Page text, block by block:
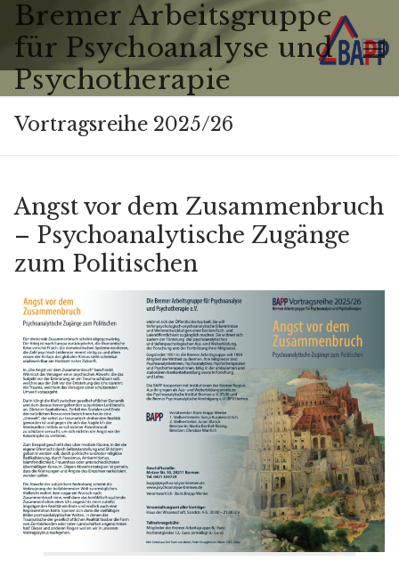
Zum
Inhalt
springen
Bremer Arbeitsgruppe
für Psychoanalyse und
Psychotherapie
Vortragsreihe 2025/26
Angst vor dem Zusammenbruch
– Psychoanalytische Zugänge
zum Politischen